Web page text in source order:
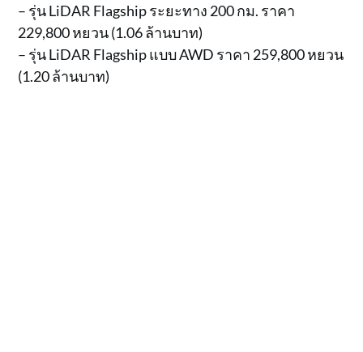
– รุ่น LiDAR Flagship ระยะทาง 200 กม. ราคา
229,800 หยวน (1.06 ล้านบาท)
– รุ่น LiDAR Flagship แบบ AWD ราคา 259,800 หยวน
(1.20 ล้านบาท)